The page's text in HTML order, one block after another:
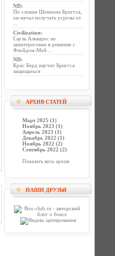
ND:
По словам Шеннона Бриггса,
он начал получать угрозы от
Civilization:
Сауль Альварес не
заинтересован в реванше с
Флойдом-Мей ...
ND:
Крис Берд научит Бриггса
защищаться
АРХИВ СТАТЕЙ
Март 2025 (1)
Ноябрь 2023 (1)
Апрель 2023 (1)
Декабрь 2022 (1)
Ноябрь 2022 (2)
Сентябрь 2022 (2)
Показать весь архив
НАШИ ДРУЗЬЯ